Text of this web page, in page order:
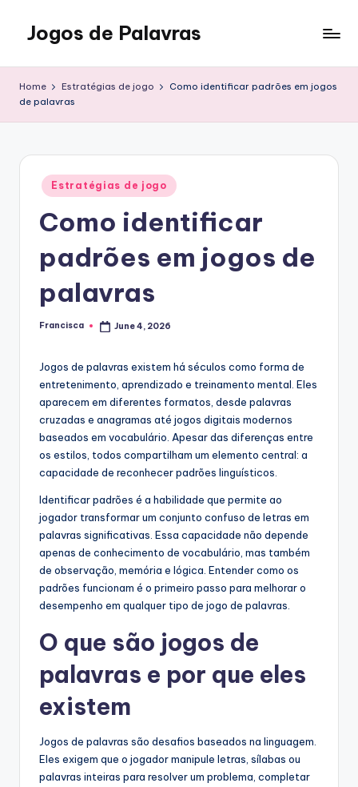
content
Jogos de Palavras
Home Estratégias de jogo
Como identificar padrões em jogos
de palavras
Posted
in
Estratégias de jogo
Como identificar
padrões em jogos de
palavras
Posted
Francisca June 4, 2026
Jogos de palavras existem há séculos como forma de
entretenimento, aprendizado e treinamento mental. Eles
aparecem em diferentes formatos, desde palavras
cruzadas e anagramas até jogos digitais modernos
baseados em vocabulário. Apesar das diferenças entre
os estilos, todos compartilham um elemento central: a
capacidade de reconhecer padrões linguísticos.
Identificar padrões é a habilidade que permite ao
jogador transformar um conjunto confuso de letras em
palavras significativas. Essa capacidade não depende
apenas de conhecimento de vocabulário, mas também
de observação, memória e lógica. Entender como os
padrões funcionam é o primeiro passo para melhorar o
desempenho em qualquer tipo de jogo de palavras.
O que são jogos de
palavras e por que eles
existem
Jogos de palavras são desafios baseados na linguagem.
Eles exigem que o jogador manipule letras, sílabas ou
palavras inteiras para resolver um problema, completar